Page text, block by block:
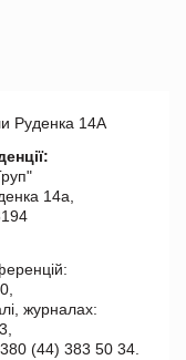
Руденка 14А
14а,
журналах:
(44) 383 50 34.